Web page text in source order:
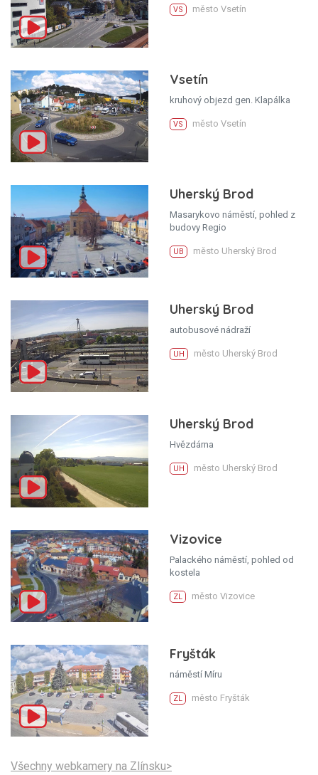
VS město Vsetín
Vsetín
kruhový objezd gen. Klapálka
VS město Vsetín
Uherský Brod
Masarykovo náměstí, pohled z
budovy Regio
UB město Uherský Brod
Uherský Brod
autobusové nádraží
UH město Uherský Brod
Uherský Brod
Hvězdárna
UH město Uherský Brod
Vizovice
Palackého náměstí, pohled od
kostela
ZL město Vizovice
Fryšták
náměstí Míru
ZL město Fryšták
Všechny webkamery na Zlínsku>